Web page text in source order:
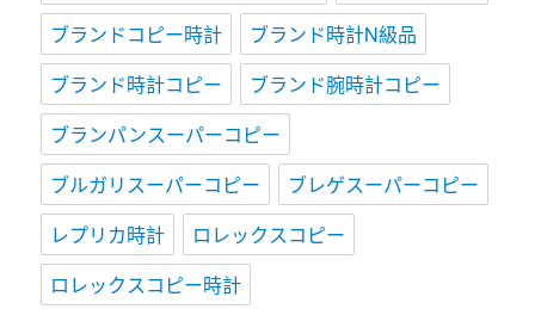
ブランドコピー時計
ブランド時計N級品
ブランド時計コピー
ブランド腕時計コピー
ブランパンスーパーコピー
ブルガリスーパーコピー
ブレゲスーパーコピー
レプリカ時計
ロレックスコピー
ロレックスコピー時計